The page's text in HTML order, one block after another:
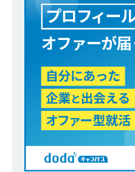
務・転勤
業が手が
行う ｜
な私服出
ド上場 明
ロパティー
ー｜東京